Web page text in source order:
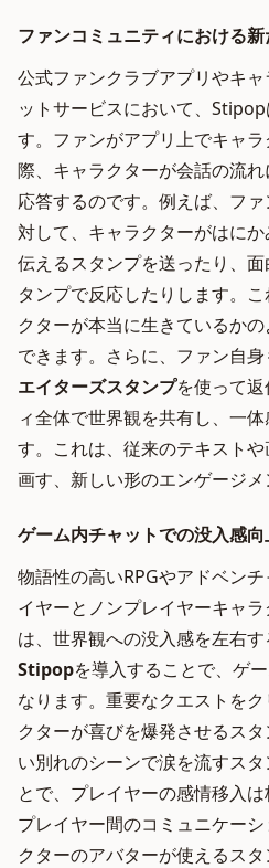
ファンコミュニティにおける
公式ファンクラブアプリやキ
ットサービスにおいて、
す。ファンがアプリ上でキャ
際、キャラクターが会話の流
応答するのです。例えば、フ
対して、キャラクターがはに
伝えるスタンプを送ったり、
タンプで反応したりします。
クターが本当に生きているか
できます。さらに、ファン自
エイターズスタンプを使って
ィ全体で世界観を共有し、一
す。これは、従来のテキスト
画す、新しい形のエンゲージメ
ゲーム内チャットでの没入感向
物語性の高いRPGやアドベン
イヤーとノンプレイヤーキャ
は、世界観への没入感を左右
Stipopを導入することで、ゲ
なります。重要なクエストを
クターが喜びを爆発させるス
い別れのシーンで涙を流すス
とで、プレイヤーの感情移入は
プレイヤー間のコミュニケー
クターのアバターが使えるス